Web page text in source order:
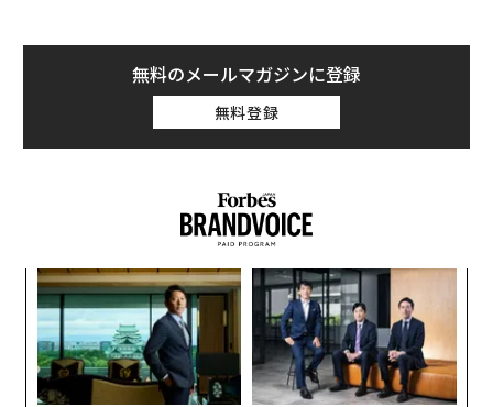
無料のメールマガジンに登録
無料登録